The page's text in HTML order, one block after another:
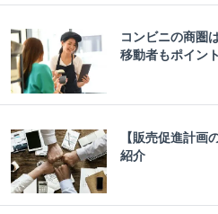
コンビニの商圏
移動者もポイン
【販売促進計画
紹介